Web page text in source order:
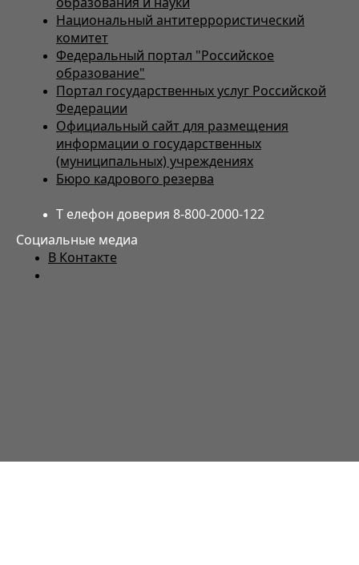
Национальный антитеррористический
комитет
Федеральный портал "Российское
образование"
Портал государственных услуг Российской
Федерации
Официальный сайт для размещения
информации о государственных
(муниципальных) учреждениях
Бюро кадрового резерва
Т елефон доверия 8-800-2000-122
Социальные медиа
В Контакте